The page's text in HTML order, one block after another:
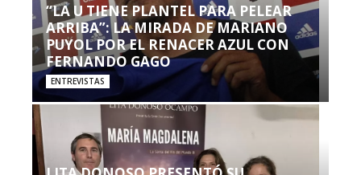
“LA U TIENE PLANTEL PARA PELEAR
ARRIBA”: LA MIRADA DE MARIANO
PUYOL POR EL RENACER AZUL CON
FERNANDO GAGO
ENTREVISTAS